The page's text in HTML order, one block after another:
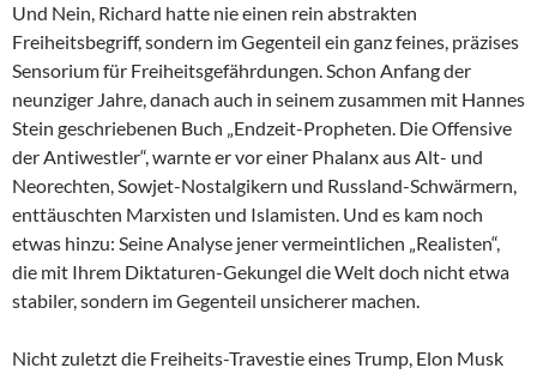
Und Nein, Richard hatte nie einen rein abstrakten
Freiheitsbegriff, sondern im Gegenteil ein ganz feines, präzises
Sensorium für Freiheitsgefährdungen. Schon Anfang der
neunziger Jahre, danach auch in seinem zusammen mit Hannes
Stein geschriebenen Buch „Endzeit-Propheten. Die Offensive
der Antiwestler“, warnte er vor einer Phalanx aus Alt- und
Neorechten, Sowjet-Nostalgikern und Russland-Schwärmern,
enttäuschten Marxisten und Islamisten. Und es kam noch
etwas hinzu: Seine Analyse jener vermeintlichen „Realisten“,
die mit Ihrem Diktaturen-Gekungel die Welt doch nicht etwa
stabiler, sondern im Gegenteil unsicherer machen.
Nicht zuletzt die Freiheits-Travestie eines Trump, Elon Musk